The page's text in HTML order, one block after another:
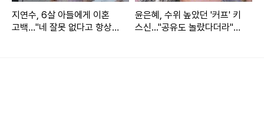
지연수, 6살 아들에게 이혼
고백…"네 잘못 없다고 항상
윤은혜, 수위 높았던 '커프' 키
스신..."공유도 놀랐다더라"